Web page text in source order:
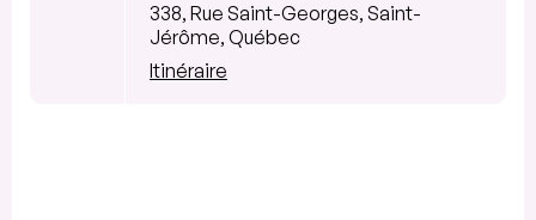
338, Rue Saint-Georges, Saint-
Jérôme, Québec
Itinéraire